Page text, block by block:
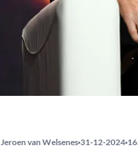
Jeroen van Welsenes 31-12-2024